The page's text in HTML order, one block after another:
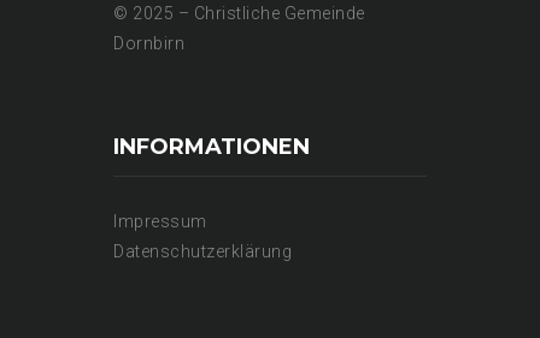
© 2025 – Christliche Gemeinde
Dornbirn
INFORMATIONEN
Impressum
Datenschutzerklärung